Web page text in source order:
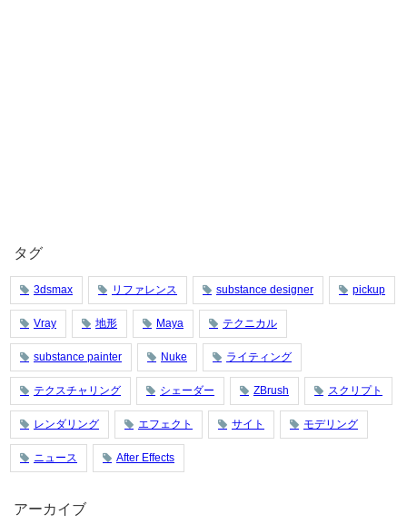
タグ
3dsmax リファレンス substance designer pickup
Vray 地形 Maya テクニカル
substance painter Nuke ライティング
テクスチャリング シェーダー ZBrush スクリプト
レンダリング エフェクト サイト モデリング
ニュース After Effects
アーカイブ